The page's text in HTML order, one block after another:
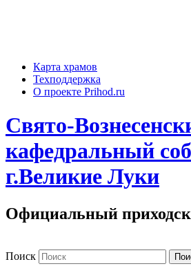
Карта храмов
Техподдержка
О проекте Prihod.ru
Свято-
кафедральный
г.Великие Луки
Официальный
Поиск